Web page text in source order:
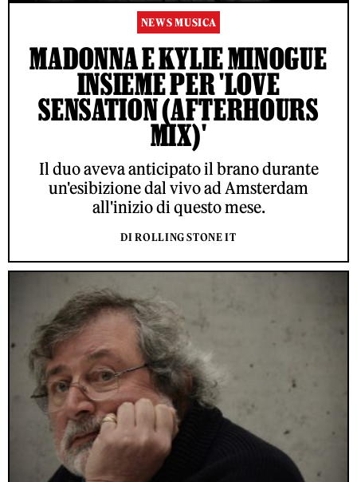
NEWS MUSICA
MADONNA E KYLIE MINOGUE
INSIEME PER 'LOVE
SENSATION (AFTERHOURS
MIX)'
Il duo aveva anticipato il brano durante
un'esibizione dal vivo ad Amsterdam
all'inizio di questo mese.
DI ROLLING STONE IT